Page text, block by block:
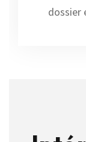
dossier